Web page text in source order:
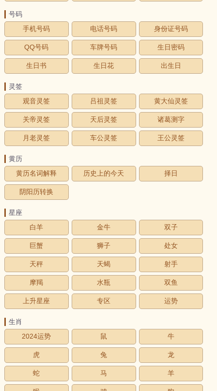
号码
手机号码
电话号码 身份证号码
QQ号码 车牌号码 生日密码
生日书 生日花 出生日
灵签
观音灵签
吕祖灵签 黄大仙灵签
关帝灵签 天后灵签 诸葛测字
月老灵签 车公灵签 王公灵签
黄历
黄历名词解释
历史上的今天 择日
阴阳历转换
星座
白羊
金牛 双子
巨蟹 狮子 处女
天秤 天蝎 射手
摩羯 水瓶 双鱼
上升星座 专区 运势
生肖
2024运势
鼠 牛
虎 兔 龙
蛇 马 羊